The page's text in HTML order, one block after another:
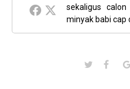
sekaligus
minyak babi cap